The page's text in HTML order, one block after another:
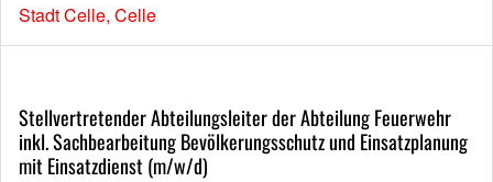
Stadt Celle, Celle
Stellvertretender Abteilungsleiter der Abteilung Feuerwehr
inkl. Sachbearbeitung Bevölkerungsschutz und Einsatzplanung
mit Einsatzdienst (m/w/d)